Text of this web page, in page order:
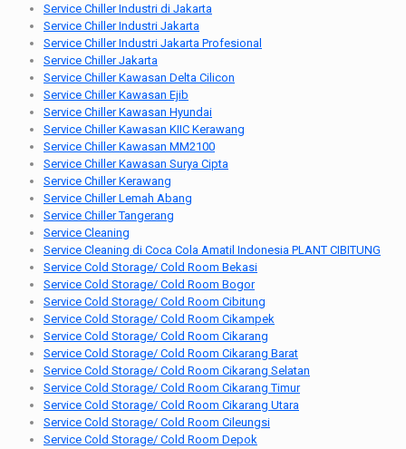
Service Chiller Industri di Jakarta
Service Chiller Industri Jakarta
Service Chiller Industri Jakarta Profesional
Service Chiller Jakarta
Service Chiller Kawasan Delta Cilicon
Service Chiller Kawasan Ejib
Service Chiller Kawasan Hyundai
Service Chiller Kawasan KIIC Kerawang
Service Chiller Kawasan MM2100
Service Chiller Kawasan Surya Cipta
Service Chiller Kerawang
Service Chiller Lemah Abang
Service Chiller Tangerang
Service Cleaning
Service Cleaning di Coca Cola Amatil Indonesia PLANT CIBITUNG
Service Cold Storage/ Cold Room Bekasi
Service Cold Storage/ Cold Room Bogor
Service Cold Storage/ Cold Room Cibitung
Service Cold Storage/ Cold Room Cikampek
Service Cold Storage/ Cold Room Cikarang
Service Cold Storage/ Cold Room Cikarang Barat
Service Cold Storage/ Cold Room Cikarang Selatan
Service Cold Storage/ Cold Room Cikarang Timur
Service Cold Storage/ Cold Room Cikarang Utara
Service Cold Storage/ Cold Room Cileungsi
Service Cold Storage/ Cold Room Depok